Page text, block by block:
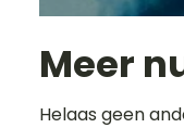
Meer
Helaas geen